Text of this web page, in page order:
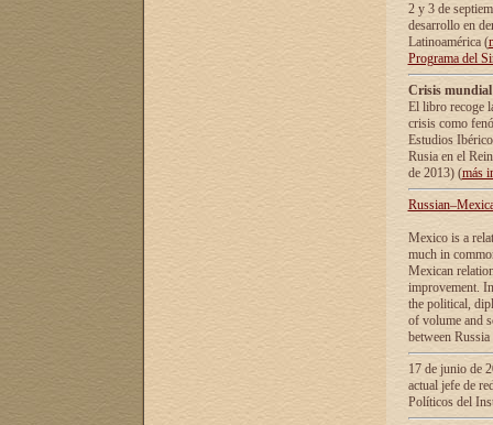
2 y 3 de
desarrollo en
Latinoamérica (
Programa del
Crisis
El libro recoge
crisis como
Estudios
Rusia en el
de 2013) (más
Mexico is a
much in
Mexican
improvement.
the political,
of volume and
between
17 de junio de
actual jefe de
Políticos del